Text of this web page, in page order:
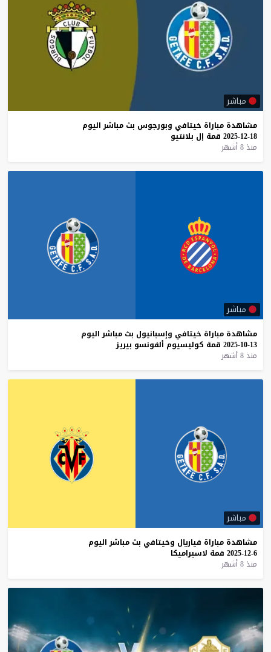
مباشر
مشاهدة مباراة خيتافي وبورجوس بث مباشر اليوم
18-12-2025
قمة إل بلانتيو
منذ 8 أشهر
مباشر
مشاهدة مباراة خيتافي وإسبانيول بث مباشر اليوم
13-10-2025
قمة كوليسيوم ألفونسو بيريز
منذ 8 أشهر
مباشر
مشاهدة مباراة فياريال وخيتافي بث مباشر اليوم
6-12-2025
قمة لاسيراميكا
منذ 8 أشهر